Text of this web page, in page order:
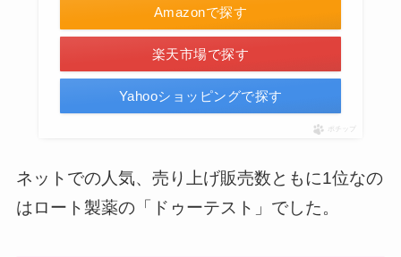
Amazonで探す
楽天市場で探す
Yahooショッピングで探す
ポチップ
ネットでの人気、売り上げ販売数ともに1位なの
はロート製薬の「ドゥーテスト」でした。